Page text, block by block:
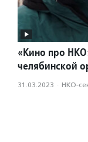
«Кино про
челябинской
31.03.2023 · НКО-